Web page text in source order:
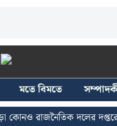
মতে বিমতে
কোনও রাজনৈতিক দলের দপ্তরে